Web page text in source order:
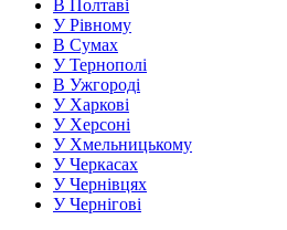
В Полтаві
У Рівному
В Сумах
У Тернополі
В Ужгороді
У Харкові
У Херсоні
У Хмельницькому
У Черкасах
У Чернівцях
У Чернігові